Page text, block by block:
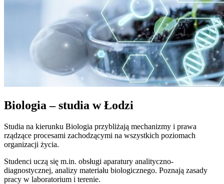
Biologia – studia w Łodzi
Studia na kierunku Biologia przybliżają mechanizmy i prawa
rządzące procesami zachodzącymi na wszystkich poziomach
organizacji życia.
Studenci uczą się m.in. obsługi aparatury analityczno-
diagnostycznej, analizy materiału biologicznego. Poznają zasady
pracy w laboratorium i terenie.